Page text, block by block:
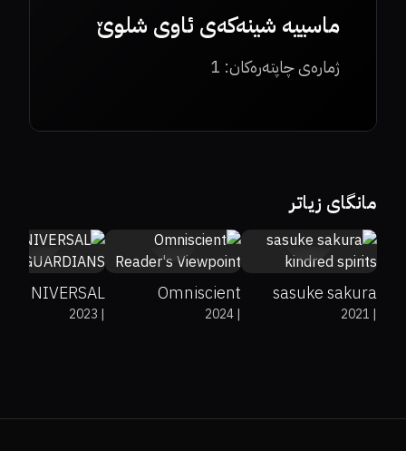
ماسییە شینەكەی ئاوی شلوێ
ژمارەی چاپتەرەکان: 1
مانگای زیاتر
9
sasuke sakura
kindred spirits|
2021
9.91
Omniscient
Reader's|
2024
0
UNIVERSAL
GUARDIANS|
2023